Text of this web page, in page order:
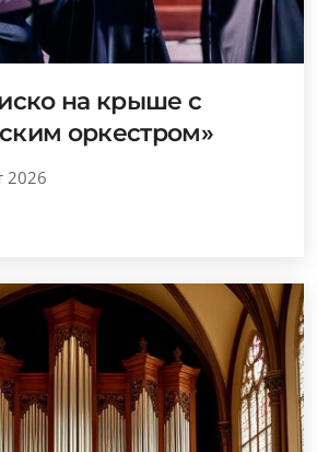
на крыше с
оркестром»
2026